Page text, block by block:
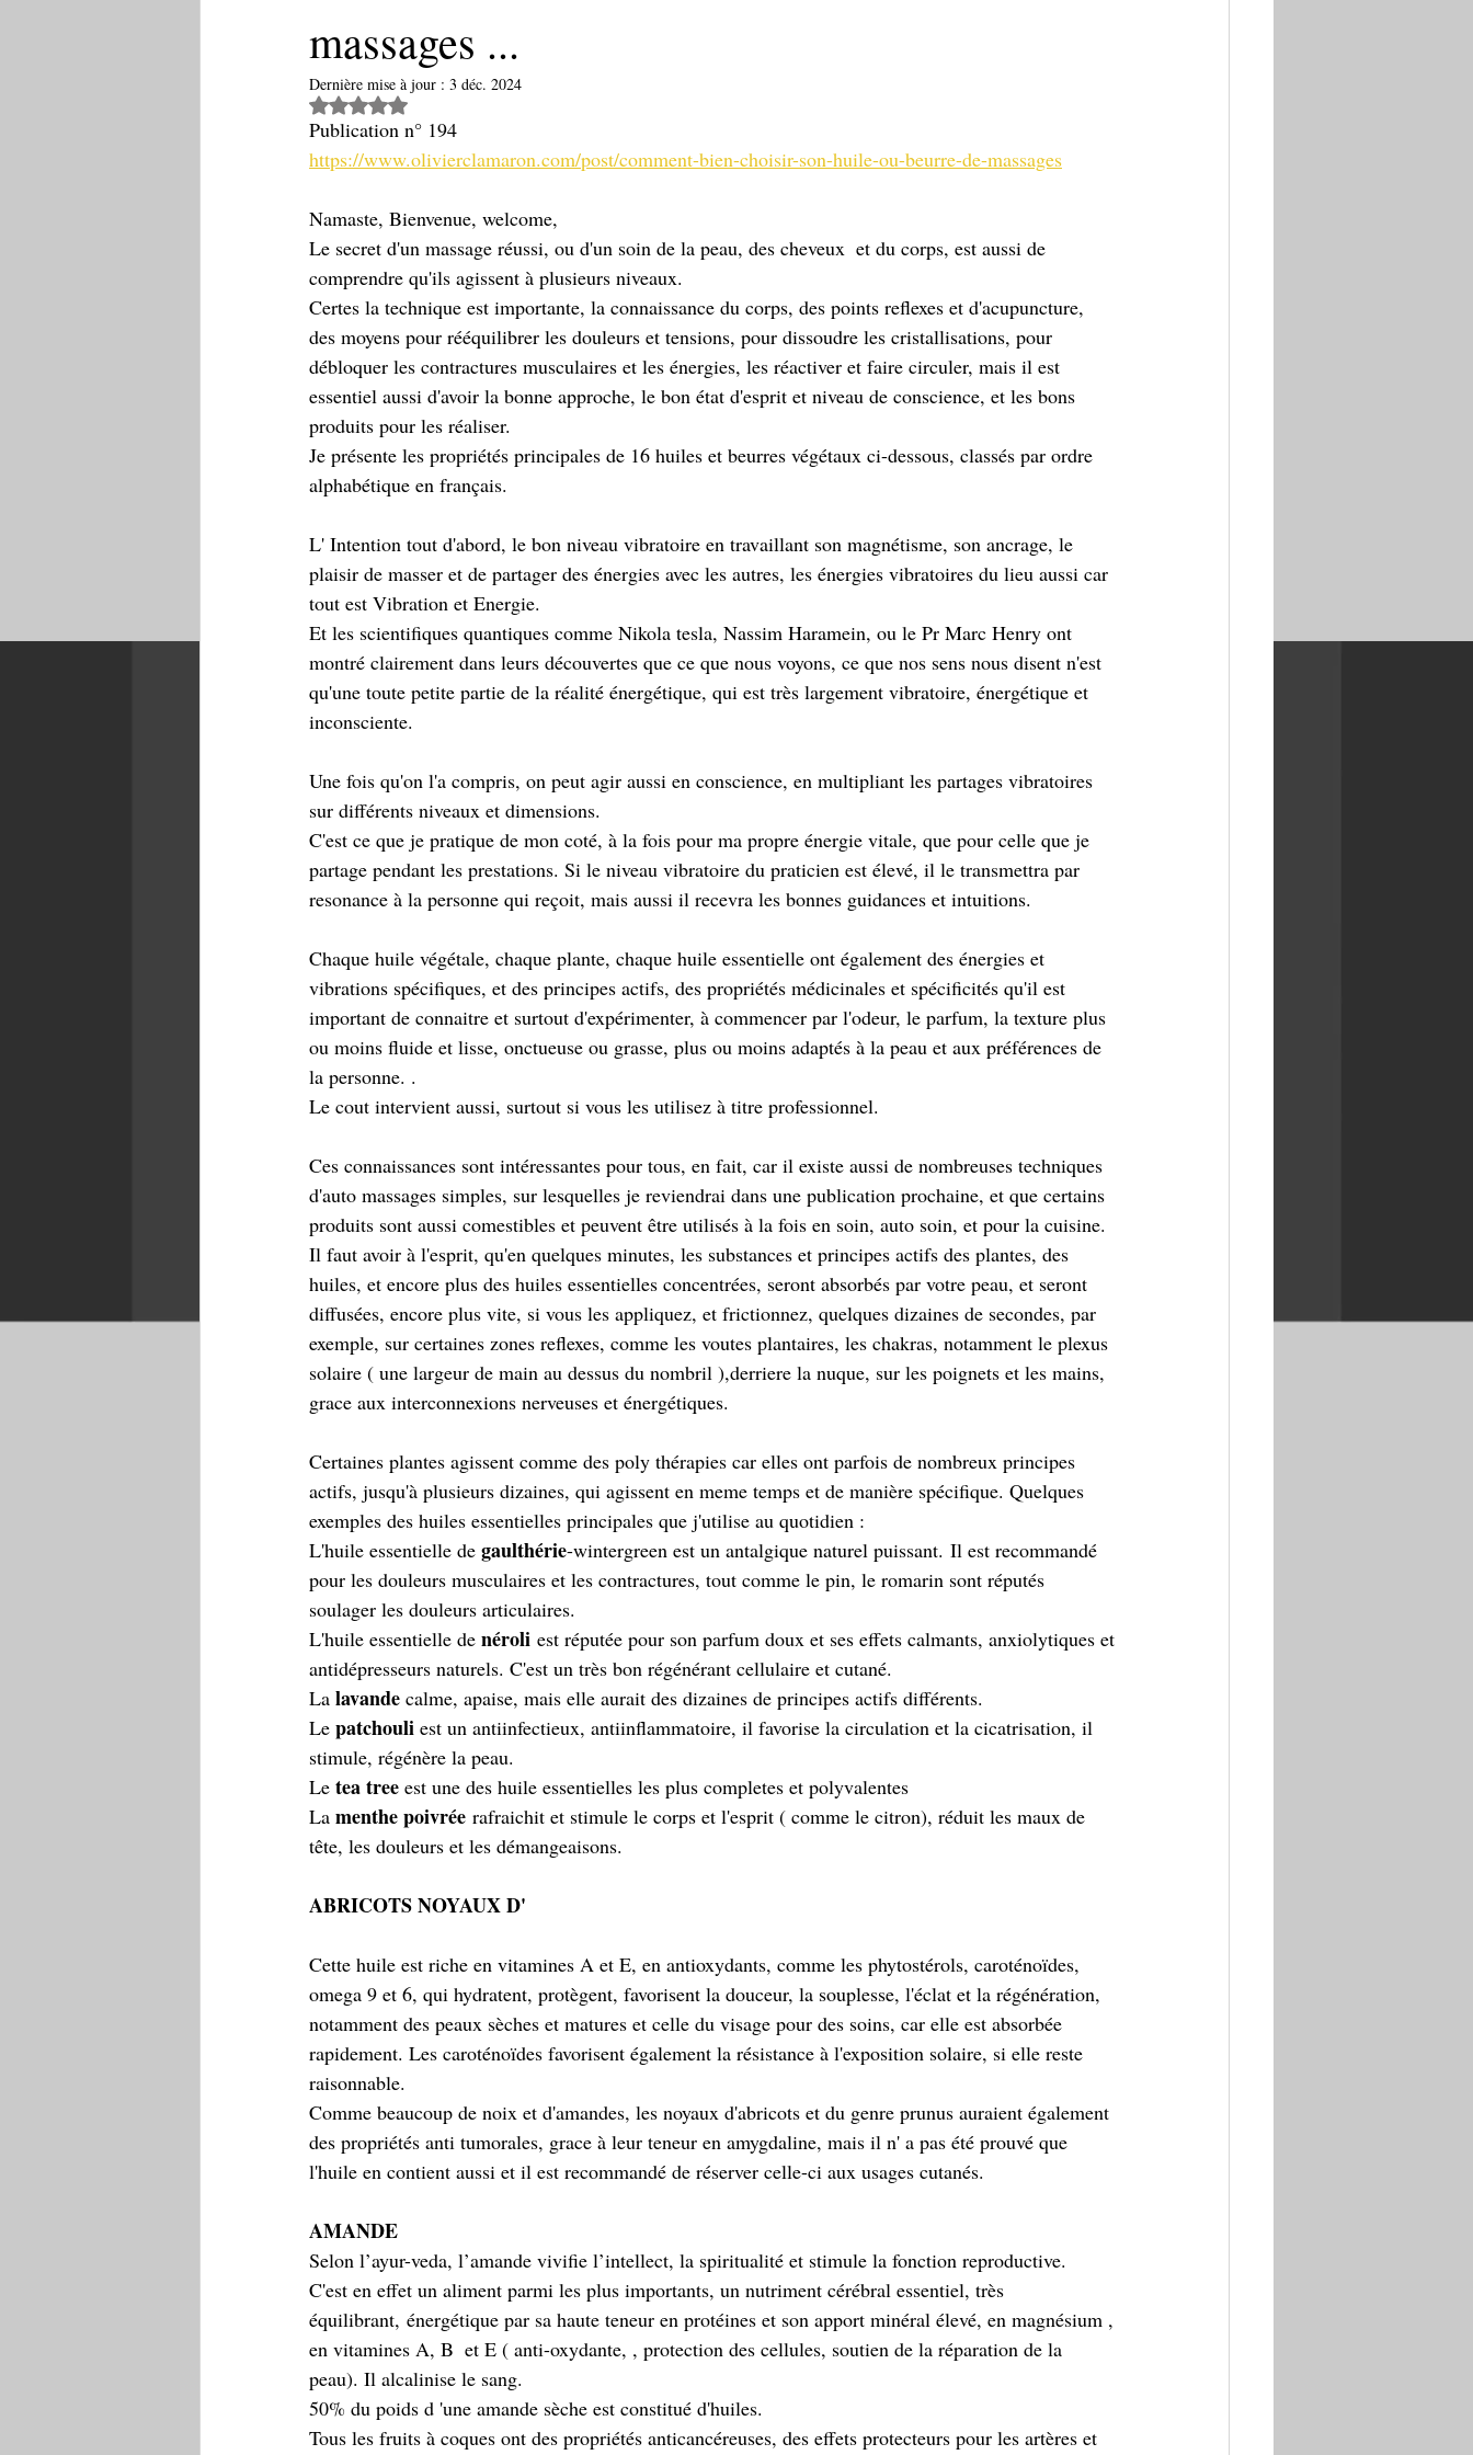
massages ...
Dernière mise à jour : 3 déc. 2024
Noté NaN étoiles sur 5.
Publication n° 194
https://www.olivierclamaron.com/post/comment-bien-choisir-son-huile-ou-beurre-de-massages
Namaste, Bienvenue, welcome,
Le secret d'un massage réussi, ou d'un soin de la peau, des cheveux  et du corps, est aussi de
comprendre qu'ils agissent à plusieurs niveaux.
Certes la technique est importante, la connaissance du corps, des points reflexes et d'acupuncture,
des moyens pour rééquilibrer les douleurs et tensions, pour dissoudre les cristallisations, pour
débloquer les contractures musculaires et les énergies, les réactiver et faire circuler, mais il est
essentiel aussi d'avoir la bonne approche, le bon état d'esprit et niveau de conscience, et les bons
produits pour les réaliser.
Je présente les propriétés principales de 16 huiles et beurres végétaux ci-dessous, classés par ordre
alphabétique en français.
L' Intention tout d'abord, le bon niveau vibratoire en travaillant son magnétisme, son ancrage, le
plaisir de masser et de partager des énergies avec les autres, les énergies vibratoires du lieu aussi car
tout est Vibration et Energie.
Et les scientifiques quantiques comme Nikola tesla, Nassim Haramein, ou le Pr Marc Henry ont
montré clairement dans leurs découvertes que ce que nous voyons, ce que nos sens nous disent n'est
qu'une toute petite partie de la réalité énergétique, qui est très largement vibratoire, énergétique et
inconsciente.
Une fois qu'on l'a compris, on peut agir aussi en conscience, en multipliant les partages vibratoires
sur différents niveaux et dimensions.
C'est ce que je pratique de mon coté, à la fois pour ma propre énergie vitale, que pour celle que je
partage pendant les prestations. Si le niveau vibratoire du praticien est élevé, il le transmettra par
resonance à la personne qui reçoit, mais aussi il recevra les bonnes guidances et intuitions.
Chaque huile végétale, chaque plante, chaque huile essentielle ont également des énergies et
vibrations spécifiques, et des principes actifs, des propriétés médicinales et spécificités qu'il est
important de connaitre et surtout d'expérimenter, à commencer par l'odeur, le parfum, la texture plus
ou moins fluide et lisse, onctueuse ou grasse, plus ou moins adaptés à la peau et aux préférences de
la personne. .
Le cout intervient aussi, surtout si vous les utilisez à titre professionnel.
Ces connaissances sont intéressantes pour tous, en fait, car il existe aussi de nombreuses techniques
d'auto massages simples, sur lesquelles je reviendrai dans une publication prochaine, et que certains
produits sont aussi comestibles et peuvent être utilisés à la fois en soin, auto soin, et pour la cuisine.
Il faut avoir à l'esprit, qu'en quelques minutes, les substances et principes actifs des plantes, des
huiles, et encore plus des huiles essentielles concentrées, seront absorbés par votre peau, et seront
diffusées, encore plus vite, si vous les appliquez, et frictionnez, quelques dizaines de secondes, par
exemple, sur certaines zones reflexes, comme les voutes plantaires, les chakras, notamment le plexus
solaire ( une largeur de main au dessus du nombril ),derriere la nuque, sur les poignets et les mains,
grace aux interconnexions nerveuses et énergétiques.
Certaines plantes agissent comme des poly thérapies car elles ont parfois de nombreux principes
actifs, jusqu'à plusieurs dizaines, qui agissent en meme temps et de manière spécifique. Quelques
exemples des huiles essentielles principales que j'utilise au quotidien :
L'huile essentielle de gaulthérie-wintergreen est un antalgique naturel puissant. Il est recommandé
pour les douleurs musculaires et les contractures, tout comme le pin, le romarin sont réputés
soulager les douleurs articulaires.
L'huile essentielle de néroli est réputée pour son parfum doux et ses effets calmants, anxiolytiques et
antidépresseurs naturels. C'est un très bon régénérant cellulaire et cutané.
La lavande calme, apaise, mais elle aurait des dizaines de principes actifs différents.
Le patchouli est un antiinfectieux, antiinflammatoire, il favorise la circulation et la cicatrisation, il
stimule, régénère la peau.
Le tea tree est une des huile essentielles les plus completes et polyvalentes
La menthe poivrée rafraichit et stimule le corps et l'esprit ( comme le citron), réduit les maux de
tête, les douleurs et les démangeaisons.
ABRICOTS NOYAUX D'
Cette huile est riche en vitamines A et E, en antioxydants, comme les phytostérols, caroténoïdes,
omega 9 et 6, qui hydratent, protègent, favorisent la douceur, la souplesse, l'éclat et la régénération,
notamment des peaux sèches et matures et celle du visage pour des soins, car elle est absorbée
rapidement. Les caroténoïdes favorisent également la résistance à l'exposition solaire, si elle reste
raisonnable.
Comme beaucoup de noix et d'amandes, les noyaux d'abricots et du genre prunus auraient également
des propriétés anti tumorales, grace à leur teneur en amygdaline, mais il n' a pas été prouvé que
l'huile en contient aussi et il est recommandé de réserver celle-ci aux usages cutanés.
AMANDE
Selon l’ayur-veda, l’amande vivifie l’intellect, la spiritualité et stimule la fonction reproductive.
C'est en effet un aliment parmi les plus importants, un nutriment cérébral essentiel, très
équilibrant, énergétique par sa haute teneur en protéines et son apport minéral élevé, en magnésium ,
en vitamines A, B  et E ( anti-oxydante, , protection des cellules, soutien de la réparation de la
peau). Il alcalinise le sang.
50% du poids d 'une amande sèche est constitué d'huiles.
Tous les fruits à coques ont des propriétés anticancéreuses, des effets protecteurs pour les artères et